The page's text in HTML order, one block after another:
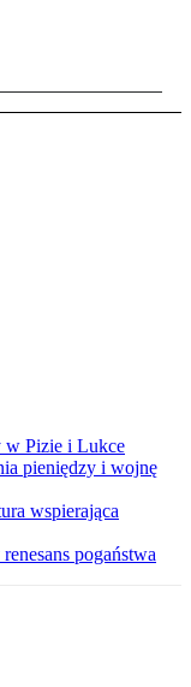
w Pizie i Lukce
pieniędzy i wojnę
wspierająca
pogaństwa